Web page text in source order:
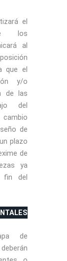
el
los
al
que el
y/o
de las
del
de
plazo
de
ya
fin del
de